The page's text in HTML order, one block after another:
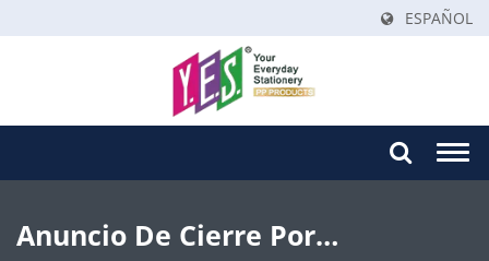
ESPAÑOL
Anuncio De Cierre Por